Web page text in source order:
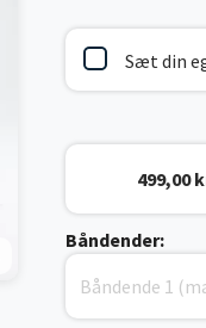
Sæt din
499,00
Båndender: